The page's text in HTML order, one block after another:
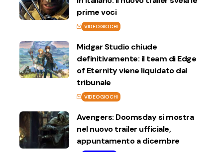
prime voci
VIDEOGIOCHI
Midgar Studio chiude
definitivamente: il team di Edge
of Eternity viene liquidato dal
tribunale
VIDEOGIOCHI
Avengers: Doomsday si mostra
nel nuovo trailer ufficiale,
appuntamento a dicembre